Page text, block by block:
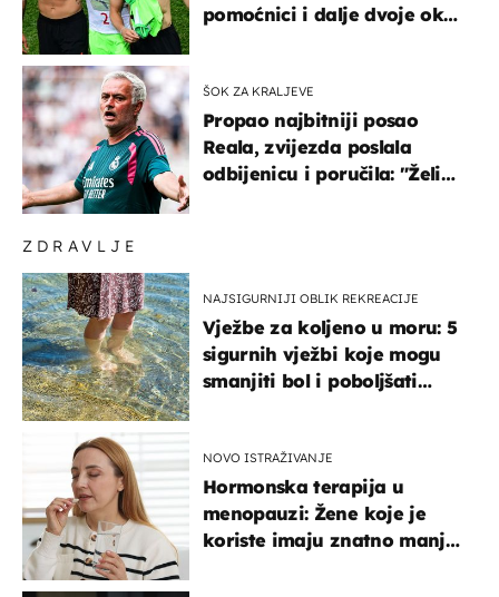
ZDRAVLJE
NAJSIGURNIJI OBLIK REKREACIJE
Vježbe za koljeno u moru: 5
sigurnih vježbi koje mogu
smanjiti bol i poboljšati
NOVO ISTRAŽIVANJE
Hormonska terapija u
menopauzi: Žene koje je
koriste imaju znatno manji
pomoćnici i dalje dvoje oko
ŠOK ZA KRALJEVE
Propao najbitniji posao
Reala, zvijezda poslala
odbijenicu i poručila: "Želim